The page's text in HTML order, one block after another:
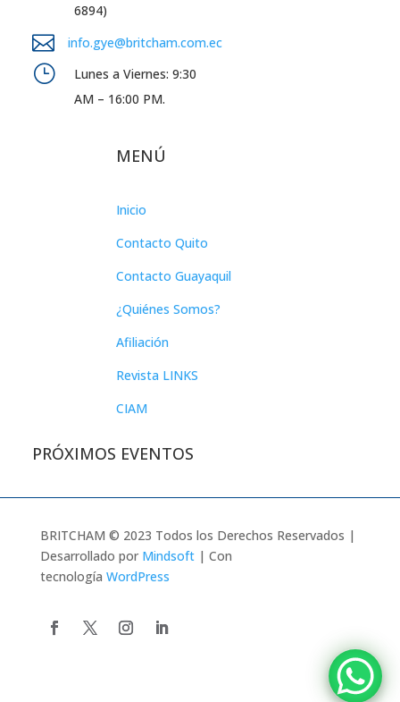
6894)
 info.gye@britcham.com.ec
}
Lunes a Viernes: 9:30
AM – 16:00 PM.
MENÚ
Inicio
Contacto Quito
Contacto Guayaquil
¿Quiénes Somos?
Afiliación
Revista LINKS
CIAM
PRÓXIMOS EVENTOS
BRITCHAM © 2023 Todos los Derechos Reservados |
Desarrollado por Mindsoft| Con
tecnología WordPress